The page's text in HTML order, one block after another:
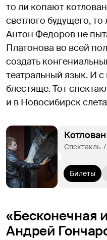
то ли копают
светлого будущего,
Антон Федоров не
Платонова во всей
создать
театральный язык. И
блестяще. Тот
и в Новосибирск
Котлован
Спектакль
Билеты
«Бесконечная
Андрей